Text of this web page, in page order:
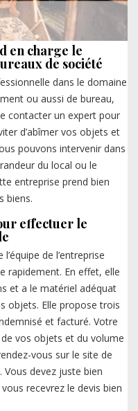
en charge le
de société
dans le domaine
ou aussi de bureau,
contacter un expert pour
d’abîmer vos objets et
pouvons intervenir dans
du local ou le
entreprise prend bien
biens.
effectuer le
de l’entreprise
rapidement. En effet, elle
et a le matériel adéquat
objets. Elle propose trois
et facturé. Votre
vos objets et du volume
vous sur le site de
Vous devez juste bien
recevrez le devis bien